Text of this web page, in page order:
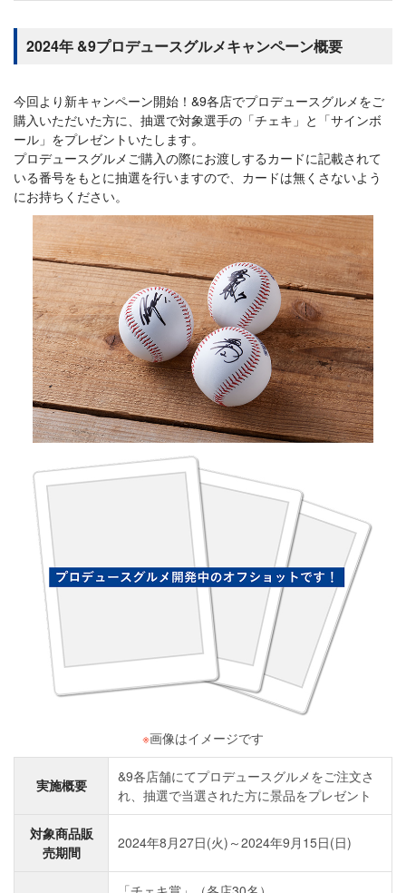
2024年 &9プロデュースグルメキャンペーン概要
今回より新キャンペーン開始！&9各店でプロデュースグルメをご
購入いただいた方に、抽選で対象選手の「チェキ」と「サインボ
ール」をプレゼントいたします。
プロデュースグルメご購入の際にお渡しするカードに記載されて
いる番号をもとに抽選を行いますので、カードは無くさないよう
にお持ちください。
※画像はイメージです
実施概要
&9各店舗にてプロデュースグルメをご注文さ
れ、抽選で当選された方に景品をプレゼント
対象商品販
売期間
2024年8月27日(火)～2024年9月15日(日)